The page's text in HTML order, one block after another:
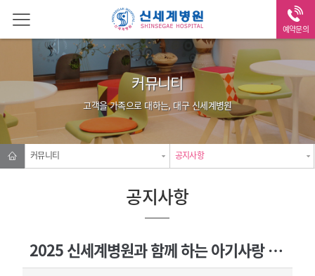
예약문의
커뮤니티
고객을 가족으로 대하는, 대구 신세계병원
커뮤니티 공지사항
공지사항
2025 신세계병원과 함께 하는 아기사랑 엄마사랑 태교콘서트 -곽혜민원장님 Q&A